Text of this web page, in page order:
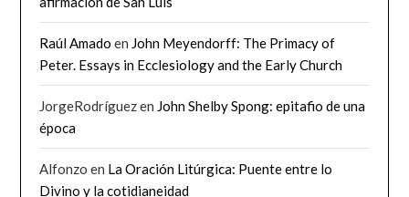
Raúl Amado en John Meyendorff: The Primacy of
Peter. Essays in Ecclesiology and the Early Church
JorgeRodríguezen John Shelby Spong: epitafio de una
época
Alfonzo en La Oración Litúrgica: Puente entre lo
Divino y la cotidianeidad